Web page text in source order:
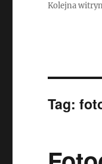
Kolejna
Tag: